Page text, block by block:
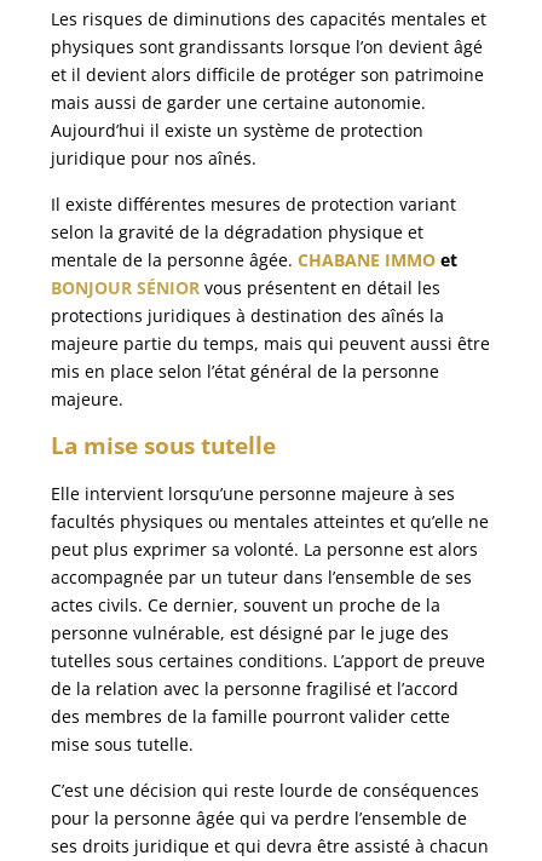
Les risques de diminutions des capacités mentales et
physiques sont grandissants lorsque l’on devient âgé
et il devient alors difficile de protéger son patrimoine
mais aussi de garder une certaine autonomie.
Aujourd’hui il existe un système de protection
juridique pour nos aînés.
Il existe différentes mesures de protection variant
selon la gravité de la dégradation physique et
mentale de la personne âgée. CHABANE IMMO et
BONJOUR SÉNIOR vous présentent en détail les
protections juridiques à destination des aînés la
majeure partie du temps, mais qui peuvent aussi être
mis en place selon l’état général de la personne
majeure.
La mise sous tutelle
Elle intervient lorsqu’une personne majeure à ses
facultés physiques ou mentales atteintes et qu’elle ne
peut plus exprimer sa volonté. La personne est alors
accompagnée par un tuteur dans l’ensemble de ses
actes civils. Ce dernier, souvent un proche de la
personne vulnérable, est désigné par le juge des
tutelles sous certaines conditions. L’apport de preuve
de la relation avec la personne fragilisé et l’accord
des membres de la famille pourront valider cette
mise sous tutelle.
C’est une décision qui reste lourde de conséquences
pour la personne âgée qui va perdre l’ensemble de
ses droits juridique et qui devra être assisté à chacun